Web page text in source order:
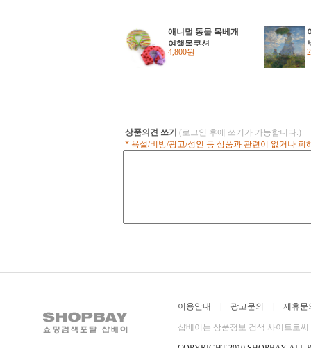
애니멀 동물 목베개
여행목쿠션
4,800원
상품의견 쓰기 (로그인 후에 쓰기가 가능합니다.)
* 욕설/비방/광고/성인 등 상품과 관련이 없거나
이용안내 광고문의 제휴문
샵베이는 상품정보 검색 사이트로